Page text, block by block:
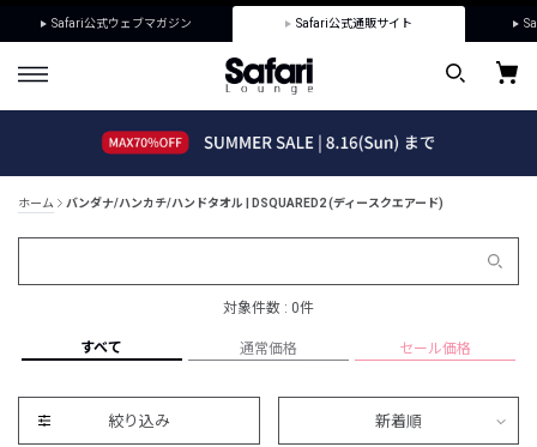
Safari公式ウェブマガジン Safari公式通販サイト
ホーム バンダナ/ハンカチ/ハンドタオル | DSQUARED2 (ディースクエアード)
対象件数 : 0件
すべて 通常価格 セール価格
絞り込み 新着順